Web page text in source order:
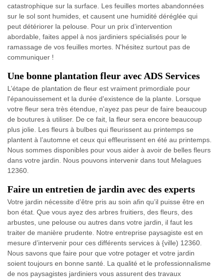
catastrophique sur la surface. Les feuilles mortes abandonnées
sur le sol sont humides, et causent une humidité déréglée qui
peut détériorer la pelouse. Pour un prix d’intervention
abordable, faites appel à nos jardiniers spécialisés pour le
ramassage de vos feuilles mortes. N'hésitez surtout pas de
communiquer !
Une bonne plantation fleur avec ADS Services
L’étape de plantation de fleur est vraiment primordiale pour
l'épanouissement et la durée d'existence de la plante. Lorsque
votre fleur sera très étendue, n'ayez pas peur de faire beaucoup
de boutures à utiliser. De ce fait, la fleur sera encore beaucoup
plus jolie. Les fleurs à bulbes qui fleurissent au printemps se
plantent à l’automne et ceux qui effleurissent en été au printemps.
Nous sommes disponibles pour vous aider à avoir de belles fleurs
dans votre jardin. Nous pouvons intervenir dans tout Melagues
12360.
Faire un entretien de jardin avec des experts
Votre jardin nécessite d’être pris au soin afin qu’il puisse être en
bon état. Que vous ayez des arbres fruitiers, des fleurs, des
arbustes, une pelouse ou autres dans votre jardin, il faut les
traiter de manière prudente. Notre entreprise paysagiste est en
mesure d’intervenir pour ces différents services à {ville) 12360.
Nous savons que faire pour que votre potager et votre jardin
soient toujours en bonne santé. La qualité et le professionnalisme
de nos paysagistes jardiniers vous assurent des travaux